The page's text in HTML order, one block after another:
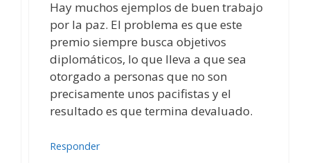
Hay muchos ejemplos de buen trabajo
por la paz. El problema es que este
premio siempre busca objetivos
diplomáticos, lo que lleva a que sea
otorgado a personas que no son
precisamente unos pacifistas y el
resultado es que termina devaluado.
Responder